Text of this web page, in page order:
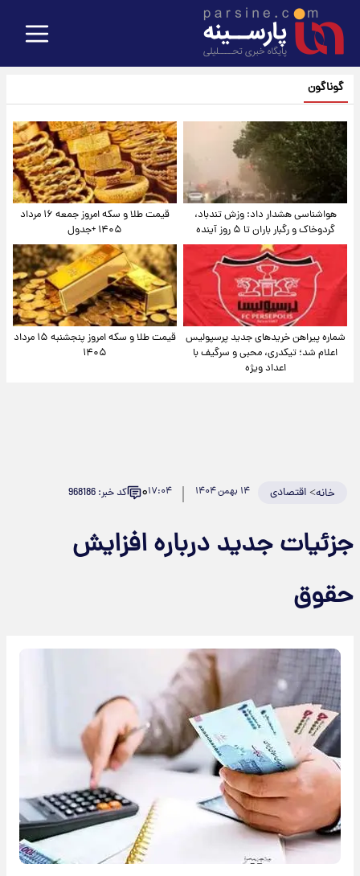
گوناگون
هواشناسی هشدار داد: وزش تندباد،
گردوخاک و رگبار باران تا ۵ روز آینده
قیمت طلا و سکه امروز جمعه ۱۶ مرداد
۱۴۰۵ +جدول
شماره پیراهن خریدهای جدید پرسپولیس
اعلام شد؛ تیکدری، محبی و سرگیف با
اعداد ویژه
قیمت طلا و سکه امروز پنجشنبه ۱۵ مرداد
۱۴۰۵
خانه>اقتصادی ۱۴ بهمن ۱۴۰۴ ۱۷:۰۴۰ کد خبر: 968186
جزئیات جدید درباره افزایش
حقوق